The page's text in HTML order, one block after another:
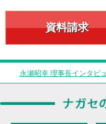
資料請求
永瀬昭幸 理事長インタビ